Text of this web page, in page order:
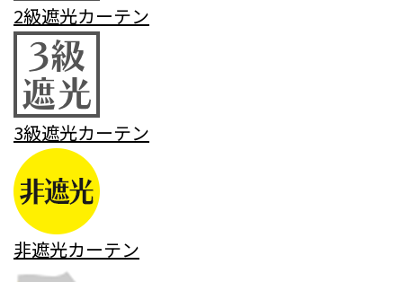
2級遮光カーテン
3級遮光カーテン
非遮光カーテン